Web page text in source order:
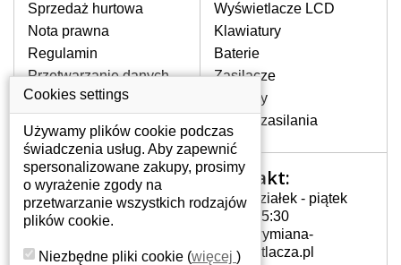
Sprzedaż hurtowa
Nota prawna
Regulamin
Przetwarzanie danych
osobowych
Gdzie nas znajdziesz
Wyświetlacze LCD
Klawiatury
Baterie
Zasilacze
Zawiasy
Złącza zasilania
Twoje konto
Twoje konto
Dane osobowe
Adresy
Kontakt:
Poniedziałek - piątek
7:00 - 15:30
info@wymiana-
wyswietlacza.pl
Cookies settings
Używamy plików cookie podczas
świadczenia usług. Aby zapewnić
spersonalizowane zakupy, prosimy
o wyrażenie zgody na
przetwarzanie wszystkich rodzajów
plików cookie.
Niezbędne pliki cookie (więcej )